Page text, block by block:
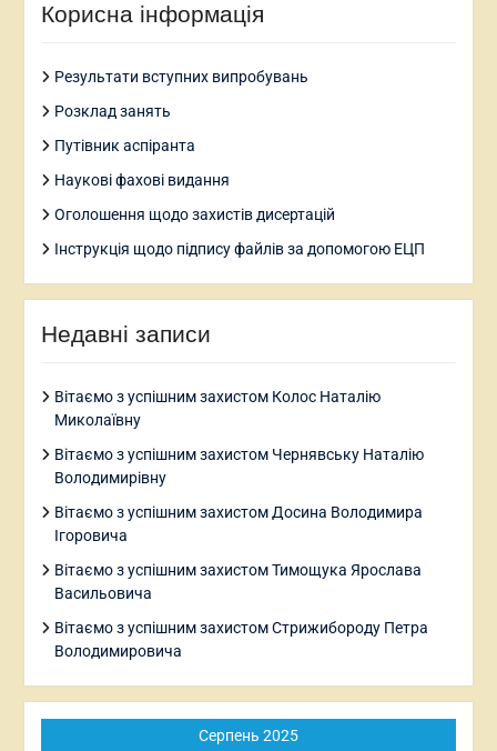
Корисна інформація
Результати вступних випробувань
Розклад занять
Путівник аспіранта
Наукові фахові видання
Оголошення щодо захистів дисертацій
Інструкція щодо підпису файлів за допомогою ЕЦП
Недавні записи
Вітаємо з успішним захистом Колос Наталію
Миколаївну
Вітаємо з успішним захистом Чернявську Наталію
Володимирівну
Вітаємо з успішним захистом Досина Володимира
Ігоровича
Вітаємо з успішним захистом Тимощука Ярослава
Васильовича
Вітаємо з успішним захистом Стрижибороду Петра
Володимировича
Серпень 2025